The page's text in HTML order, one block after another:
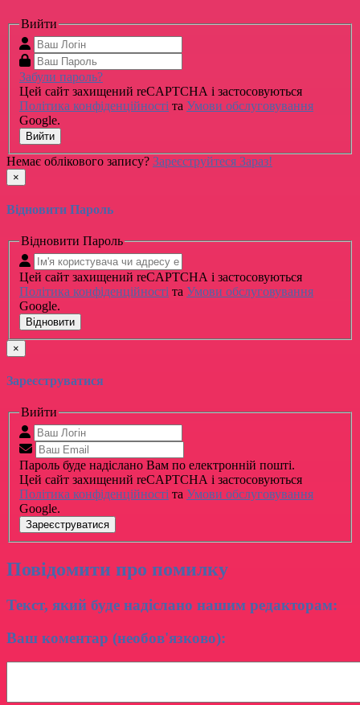
Вийти
Забули пароль?
Цей сайт захищений reCAPTCHA і застосовуються
Політика конфіденційності та Умови обслуговування
Google.
Вийти
Немає облікового запису? Зареєструйтеся Зараз!
×
Відновити Пароль
Відновити Пароль
Цей сайт захищений reCAPTCHA і застосовуються
Політика конфіденційності та Умови обслуговування
Google.
Відновити
×
Зареєструватися
Вийти
Пароль буде надіслано Вам по електронній пошті.
Цей сайт захищений reCAPTCHA і застосовуються
Політика конфіденційності та Умови обслуговування
Google.
Зареєструватися
Повідомити про помилку
Текст, який буде надіслано нашим редакторам:
Ваш коментар (необов'язково):